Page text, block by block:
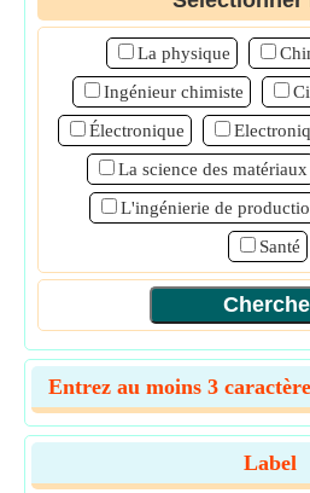
La physique
Ingénieur chimiste
Électronique
La science des matériaux
L'ingénierie de
Santé
Entrez au moins 3
Label